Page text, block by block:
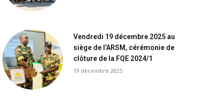
Vendredi 19 décembre 2025 au
siège de l’ARSM, cérémonie de
clôture de la FQE 2024/1
19 décembre 2025